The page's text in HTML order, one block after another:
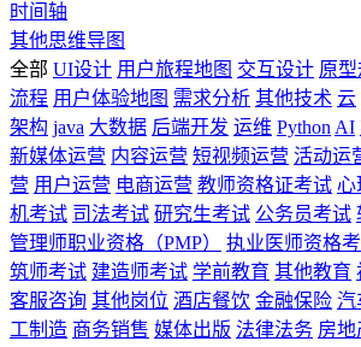
时间轴
其他思维导图
全部 UI设计 用户旅程地图 交互设计 原型
流程 用户体验地图 需求分析 其他技术 云
架构 java 大数据 后端开发 运维 Python AI
新媒体运营 内容运营 短视频运营 活动运
营 用户运营 电商运营 教师资格证考试 心
机考试 司法考试 研究生考试 公务员考试
管理师职业资格（PMP）
执业医师资格
筑师考试 建造师考试 学前教育 其他教育
客服咨询 其他岗位 酒店餐饮 金融保险 汽
工制造 商务销售 媒体出版 法律法务 房地